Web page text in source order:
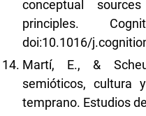
conceptual
principles.
doi:10.1016/
Martí, E., &
semióticos, cultura
temprano. Estudios